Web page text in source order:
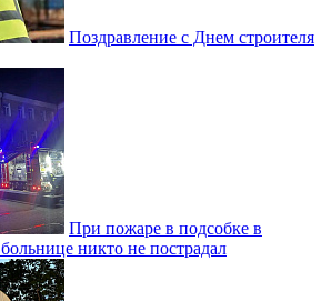
Поздравление с Днем строителя
При пожаре в подсобке в
никто не пострадал